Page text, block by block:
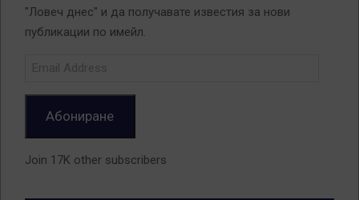
"Ловеч днес" и да получавате известия за нови
публикации по имейл.
Абониране
Join 17K other subscribers